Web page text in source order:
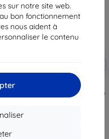
sur notre site web.
bon fonctionnement
nous aident à
le contenu
coupon
3MK Lens Protect Samsung M13
4G M135 protection de lentille de
caméra, 4 pièces